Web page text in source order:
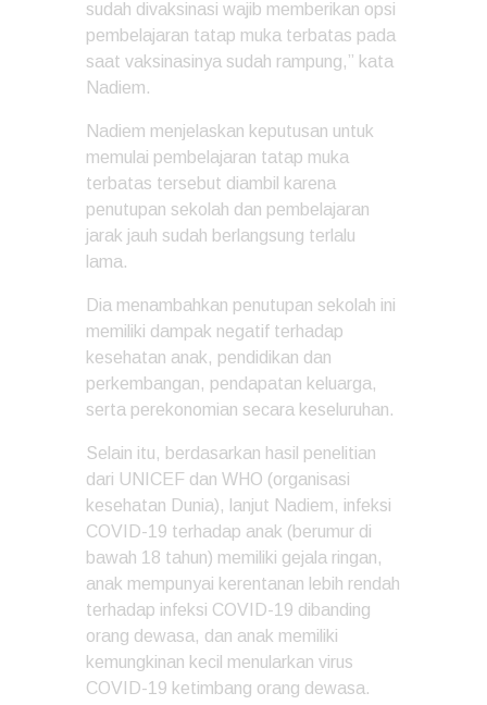
sudah divaksinasi wajib memberikan opsi
pembelajaran tatap muka terbatas pada
saat vaksinasinya sudah rampung,” kata
Nadiem.
Nadiem menjelaskan keputusan untuk
memulai pembelajaran tatap muka
terbatas tersebut diambil karena
penutupan sekolah dan pembelajaran
jarak jauh sudah berlangsung terlalu
lama.
Dia menambahkan penutupan sekolah ini
memiliki dampak negatif terhadap
kesehatan anak, pendidikan dan
perkembangan, pendapatan keluarga,
serta perekonomian secara keseluruhan.
Selain itu, berdasarkan hasil penelitian
dari UNICEF dan WHO (organisasi
kesehatan Dunia), lanjut Nadiem, infeksi
COVID-19 terhadap anak (berumur di
bawah 18 tahun) memiliki gejala ringan,
anak mempunyai kerentanan lebih rendah
terhadap infeksi COVID-19 dibanding
orang dewasa, dan anak memiliki
kemungkinan kecil menularkan virus
COVID-19 ketimbang orang dewasa.